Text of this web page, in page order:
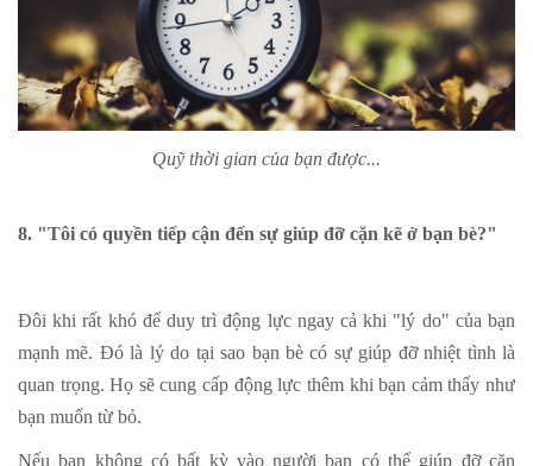
Quỹ thời gian của bạn được...
8. "Tôi có quyền tiếp cận đến sự giúp đỡ cặn kẽ ở bạn bè?"
Đôi khi rất khó để duy trì động lực ngay cả khi "lý do" của bạn
mạnh mẽ. Đó là lý do tại sao bạn bè có sự giúp đỡ nhiệt tình là
quan trọng. Họ sẽ cung cấp động lực thêm khi bạn cảm thấy như
bạn muốn từ bỏ.
Nếu bạn không có bất kỳ vào người bạn có thể giúp đỡ cặn